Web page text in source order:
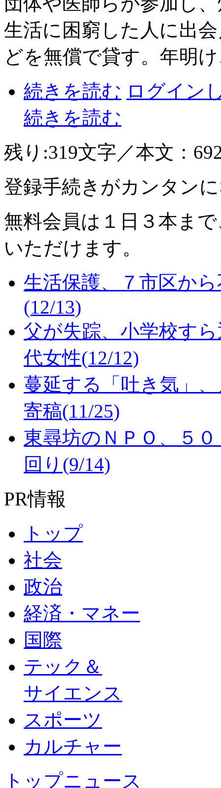
生活に困窮した人に出
どを無償で貸す。年明
続きを読む ログイン
続きを読む
残り:319文字／本文：
登録手続きがカンタン
無料会員は１日３本ま
いただけます。
生活保護、７市区か
(12/13)
父が失踪、小学校す
代女性(12/12)
蔓延する「吐き気」
寄稿(11/25)
東尋坊のＮＰＯ、５
回り(9/14)
PR情報
トップ
社会
政治
経済・マネー
国際
テック＆
サイエンス
スポーツ
カルチャー
トップニュース